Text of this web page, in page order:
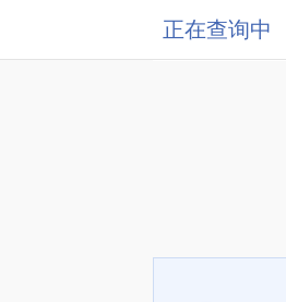
正在查询中